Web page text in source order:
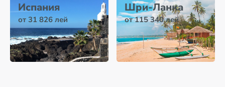
Испания
от 31 826 лей
Шри-Ланка
от 115 340 лей